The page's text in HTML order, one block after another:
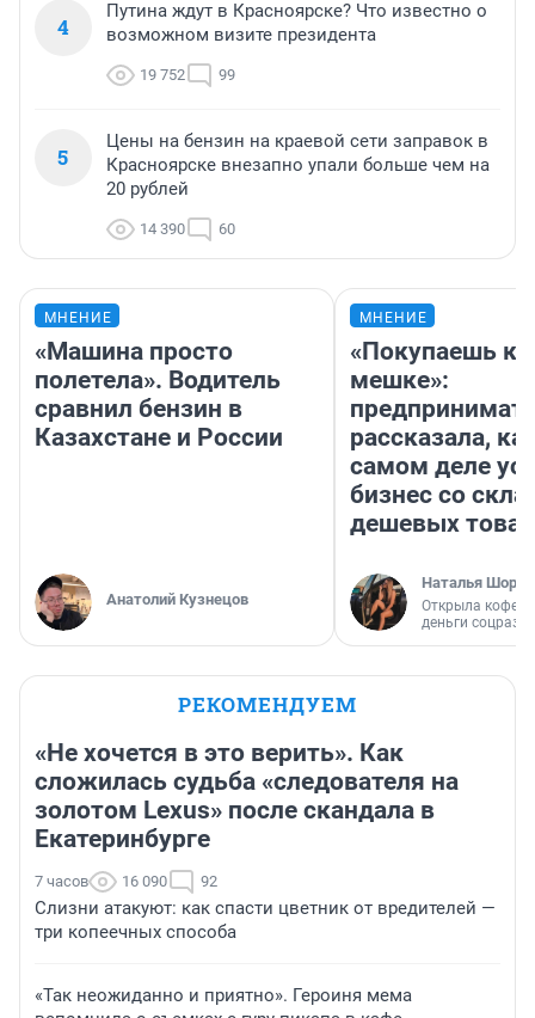
4
Путина ждут в Красноярске? Что известно о
возможном визите президента
19 752 99
5
Цены на бензин на краевой сети заправок в
Красноярске внезапно упали больше чем на
20 рублей
14 390 60
МНЕНИЕ
«Машина просто
полетела». Водитель
сравнил бензин в
Казахстане и России
Анатолий Кузнецов
МНЕНИЕ
«Покупаешь
мешке»:
рассказала,
самом деле
бизнес со
дешевых
Наталья
Открыла
деньги
РЕКОМЕНДУЕМ
«Не хочется в это верить». Как
сложилась судьба «следователя на
золотом Lexus» после скандала в
Екатеринбурге
7 часов 16 090 92
Слизни атакуют: как спасти цветник от вредителей —
три копеечных способа
«Так неожиданно и приятно». Героиня мема